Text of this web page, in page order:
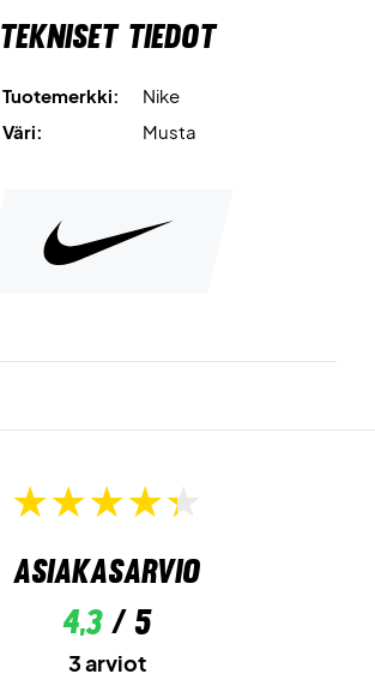
Tekniset tiedot
Tuotemerkki:
Nike
Väri:
Musta
Asiakasarvio
4,3/ 5
3 arviot